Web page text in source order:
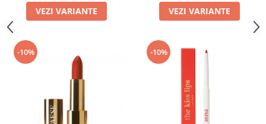
VEZI VARIANTE VEZI VARIANTE
-10% -10%